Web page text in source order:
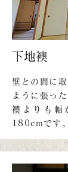
下地襖
壁との間に
ように張っ
襖よりも幅
180cmです。